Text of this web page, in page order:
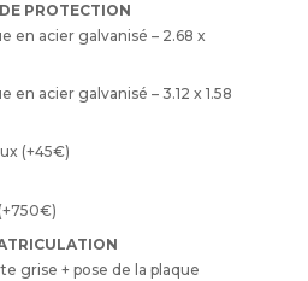
PROTECTION
en acier galvanisé – 2.68 x
en acier galvanisé – 3.12 x 1.58
(+45€)
750€)
grise + pose de la plaque